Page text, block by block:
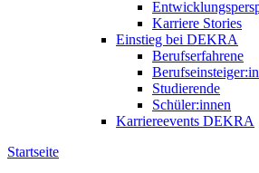
Karriere Stories
Einstieg bei DEKRA
Berufserfahrene
Studierende
Schüler:innen
Karriereevents DEKRA
Startseite